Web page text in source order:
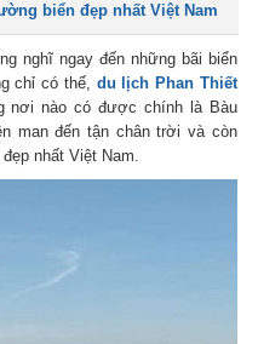
biển đẹp nhất Việt Nam
nghĩ ngay đến những bãi biển
chỉ có thế, du lịch Phan Thiết
nơi nào có được chính là Bàu
man đến tận chân trời và còn
nhất Việt Nam.